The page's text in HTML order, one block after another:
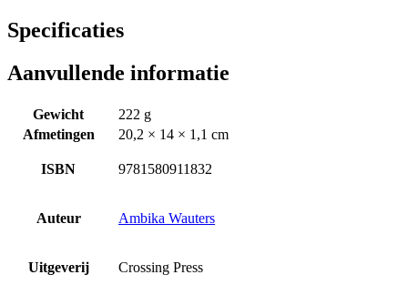
Specificaties
Aanvullende informatie
Gewicht
222 g
Afmetingen
20,2 × 14 × 1,1 cm
ISBN 9781580911832
Auteur Ambika Wauters
Uitgeverij Crossing Press